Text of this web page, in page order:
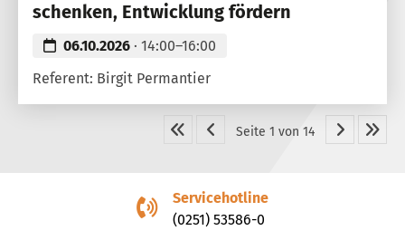
schenken, Entwicklung fördern
06.10.2026 · 14:00–16:00
Referent: Birgit Permantier
Seite 1 von 14
Servicehotline
(0251) 53586-0